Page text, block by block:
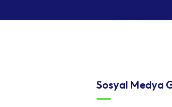
Sosyal Medya